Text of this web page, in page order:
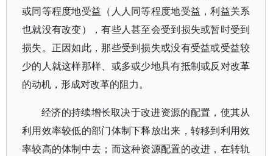
或同等程度地受益（人人同等程度地受益，利益关系
也就没有改变），有些人甚至会受到损失或暂时受到
损失。正因如此，那些受到损失或没有受益或受益较
少的人就这样那样、或多或少地具有抵制或反对改革
的动机，形成对改革的阻力。
经济的持续增长取决于改进资源的配置，使其从
利用效率较低的部门体制下释放出来，转移到利用效
率较高的体制中去；而这种资源配置的改进，在转轨